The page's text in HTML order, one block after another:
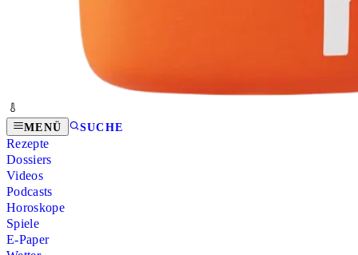
MENÜ SUCHE
Rezepte
Dossiers
Videos
Podcasts
Horoskope
Spiele
E-Paper